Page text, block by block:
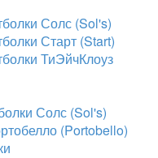
Солс (Sol's)
Старт (Start)
ТиЭйчКлоуз
Солс (Sol's)
(Portobello)